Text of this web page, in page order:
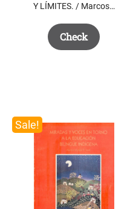
Y LÍMITES. / Marcos…
Check
Sale!